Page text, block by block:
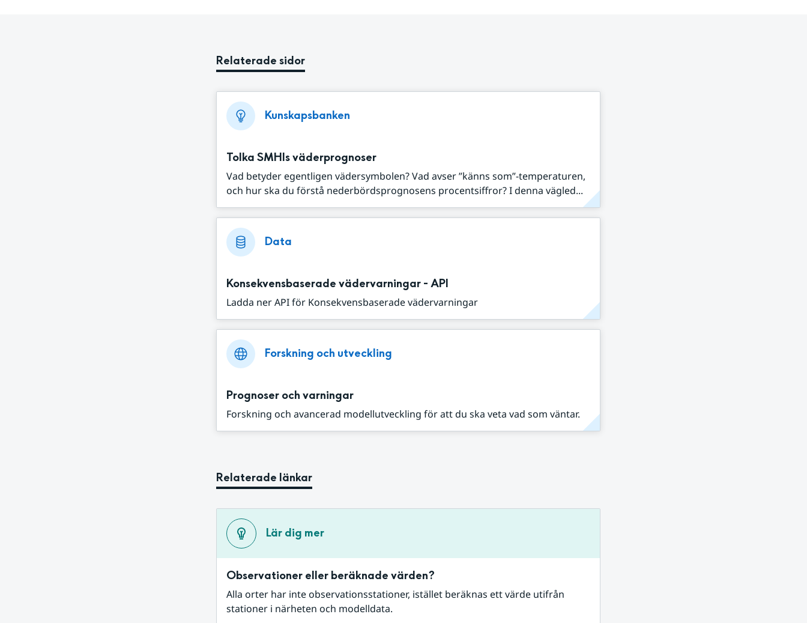
Relaterade sidor
Kunskapsbanken
Tolka SMHIs väderprognoser
Vad betyder egentligen vädersymbolen? Vad avser ”känns som”-temperaturen,
och hur ska du förstå nederbördsprognosens procentsiffror? I denna vägled...
Data
Konsekvensbaserade vädervarningar - API
Ladda ner API för Konsekvensbaserade vädervarningar
Forskning och utveckling
Prognoser och varningar
Forskning och avancerad modellutveckling för att du ska veta vad som väntar.
Relaterade länkar
Lär dig mer
Observationer eller beräknade värden?
Alla orter har inte observationsstationer, istället beräknas ett värde utifrån
stationer i närheten och modelldata.